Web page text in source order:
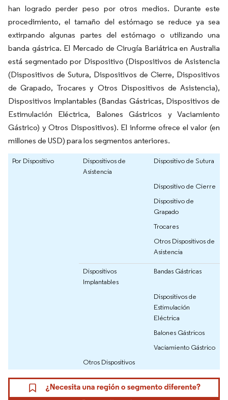
han logrado perder peso por otros medios. Durante este
procedimiento, el tamaño del estómago se reduce ya sea
extirpando algunas partes del estómago o utilizando una
banda gástrica. El Mercado de Cirugía Bariátrica en Australia
está segmentado por Dispositivo (Dispositivos de Asistencia
(Dispositivos de Sutura, Dispositivos de Cierre, Dispositivos
de Grapado, Trocares y Otros Dispositivos de Asistencia),
Dispositivos Implantables (Bandas Gástricas, Dispositivos de
Estimulación Eléctrica, Balones Gástricos y Vaciamiento
Gástrico) y Otros Dispositivos). El informe ofrece el valor (en
millones de USD) para los segmentos anteriores.
Por Dispositivo
Dispositivos de
Asistencia
Dispositivo de Sutura
Dispositivo de Cierre
Dispositivo de
Grapado
Trocares
Otros Dispositivos de
Asistencia
Dispositivos
Implantables
Bandas Gástricas
Dispositivos de
Estimulación
Eléctrica
Balones Gástricos
Vaciamiento Gástrico
Otros Dispositivos